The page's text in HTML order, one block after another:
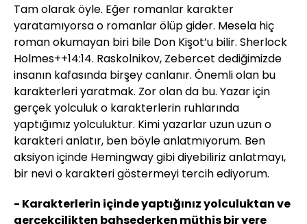
Tam olarak öyle. Eğer romanlar karakter
yaratamıyorsa o romanlar ölüp gider. Mesela hiç
roman okumayan biri bile Don Kişot’u bilir. Sherlock
Holmes++14:14. Raskolnikov, Zebercet dediğimizde
insanın kafasında birşey canlanır. Önemli olan bu
karakterleri yaratmak. Zor olan da bu. Yazar için
gerçek yolculuk o karakterlerin ruhlarında
yaptığımız yolculuktur. Kimi yazarlar uzun uzun o
karakteri anlatır, ben böyle anlatmıyorum. Ben
aksiyon içinde Hemingway gibi diyebiliriz anlatmayı,
bir nevi o karakteri göstermeyi tercih ediyorum.
- Karakterlerin içinde yaptığınız yolculuktan ve
gerçekçilikten bahsederken müthiş bir yere